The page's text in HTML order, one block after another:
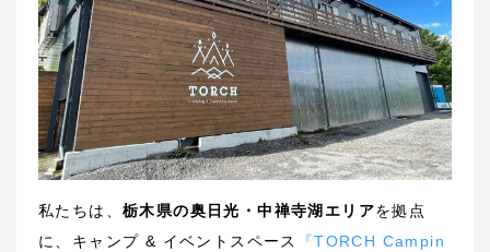
私たちは、 栃木県の奥日光・中禅寺湖エリアを拠点
に、キャンプ & イベントスペース
『TORCH Campin